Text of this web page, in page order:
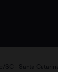
SC - Santa